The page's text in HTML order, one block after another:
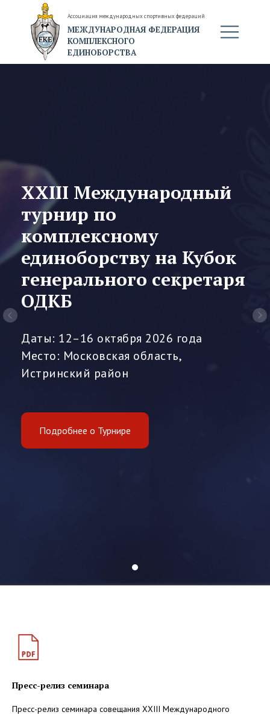
МЕЖДУНАРОДНАЯ ФЕДЕРАЦИЯ
КОМПЛЕКСНОГО
ЕДИНОБОРСТВА
Ассоциация международных спортивных федераций
XXIII Международный
турнир по
комплексному
единоборству на Кубок
генерального секретаря
ОДКБ
Даты: 12–16 октября 2026 года
Место: Московская область,
Истринский район
Подробнее о Турнире
Пресс-релиз семинара
Пресс-релиз семинара совещания XXIII Международного